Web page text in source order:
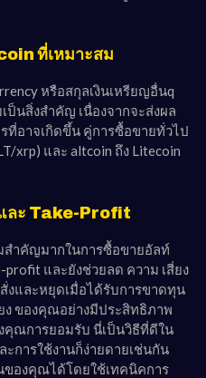
ที่เหมาะสม
หรือสกุลเงินเหรียญอื่นq
ป็นสิ่งสำคัญ เนื่องจากจะส่งผล
ที่อาจเกิดขึ้น คู่การซื้อขายทั่วไป
xrp) และ altcoin ถึง Litecoin
ละ Take-Profit
สำคัญมากในการซื้อขายอัลท์
profit และยังช่วยลด ความ เสี่ยง
งและหยุดเมื่อได้รับการขาดทุน
ง ของคุณอย่างมีประสิทธิภาพ
คุณการยอมรับ นี่เป็นวิธีที่ดีใน
การใช้งานก็ง่ายดายเช่นกัน
องคุณได้โดยใช้เทคนิคการ